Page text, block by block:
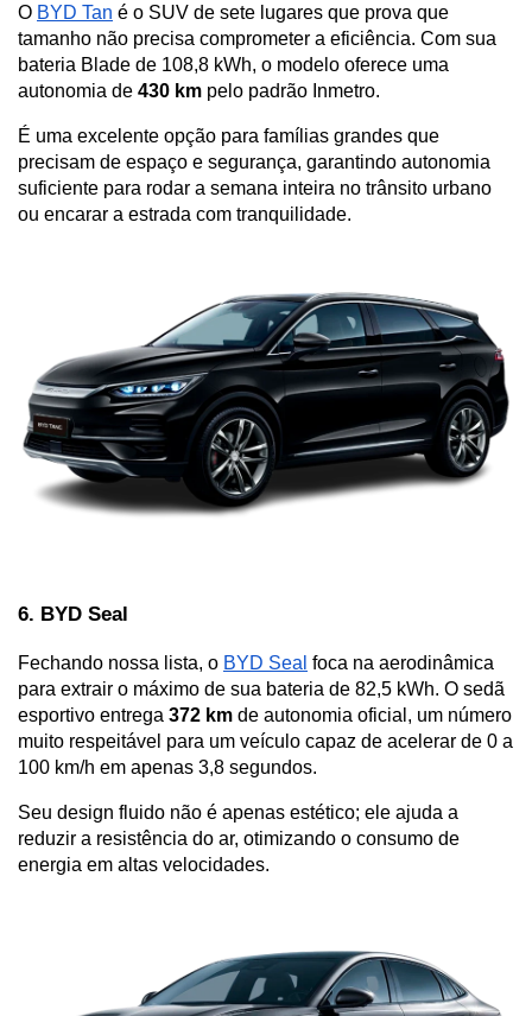
O BYD Tan é o SUV de sete lugares que prova que
tamanho não precisa comprometer a eficiência. Com sua
bateria Blade de 108,8 kWh, o modelo oferece uma
autonomia de 430 km pelo padrão Inmetro.
É uma excelente opção para famílias grandes que
precisam de espaço e segurança, garantindo autonomia
suficiente para rodar a semana inteira no trânsito urbano
ou encarar a estrada com tranquilidade.
6. BYD Seal
Fechando nossa lista, o BYD Seal foca na aerodinâmica
para extrair o máximo de sua bateria de 82,5 kWh. O sedã
esportivo entrega 372 km de autonomia oficial, um número
muito respeitável para um veículo capaz de acelerar de 0 a
100 km/h em apenas 3,8 segundos.
Seu design fluido não é apenas estético; ele ajuda a
reduzir a resistência do ar, otimizando o consumo de
energia em altas velocidades.